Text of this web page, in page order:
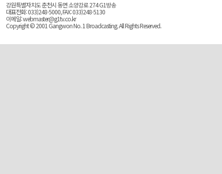
강원특별자치도 춘천시 동면 소양강로 274 G1방송
대표전화: 033)248-5000, FAX: 033)248-5130
이메일: webmaster@g1tv.co.kr
Copyright © 2001 Gangwon No. 1 Broadcasting. All Rights Reserved.